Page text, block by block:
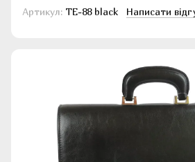
Артикул: TE-88 black Написати